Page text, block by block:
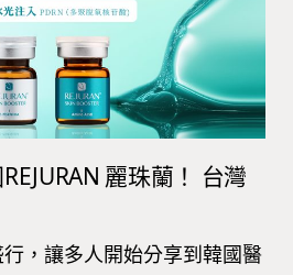
麗珠蘭！ 台灣
，讓多人開始分享到韓國醫